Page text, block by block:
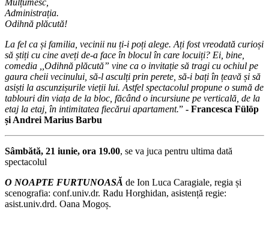
Mulțumesc,
Administrația.
Odihnă plăcută!
La fel ca și familia, vecinii nu ți-i poți alege. Ați fost vreodată curioși
să știți cu cine aveți de-a face în blocul în care locuiți? Ei, bine,
comedia ,,Odihnă plăcută” vine ca o invitație să tragi cu ochiul pe
gaura cheii vecinului, să-l asculți prin perete, să-i bați în țeavă și să
asiști la ascunzișurile vieții lui. Astfel spectacolul propune o sumă de
tablouri din viața de la bloc, făcând o incursiune pe verticală, de la
etaj la etaj, în intimitatea fiecărui apartament.” - Francesca Fülöp
și Andrei Marius Barbu
Sâmbătă, 21 iunie, ora 19.00, se va juca pentru ultima dată
spectacolul
O NOAPTE FURTUNOASĂ de Ion Luca Caragiale, regia și
scenografia: conf.univ.dr. Radu Horghidan, asistență regie:
asist.univ.drd. Oana Mogoș.